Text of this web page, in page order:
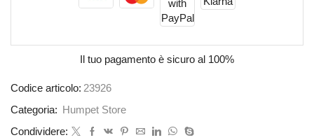
Il tuo pagamento è sicuro al 100%
Codice articolo: 23926
Categoria:
Humpet Store
Condividere: